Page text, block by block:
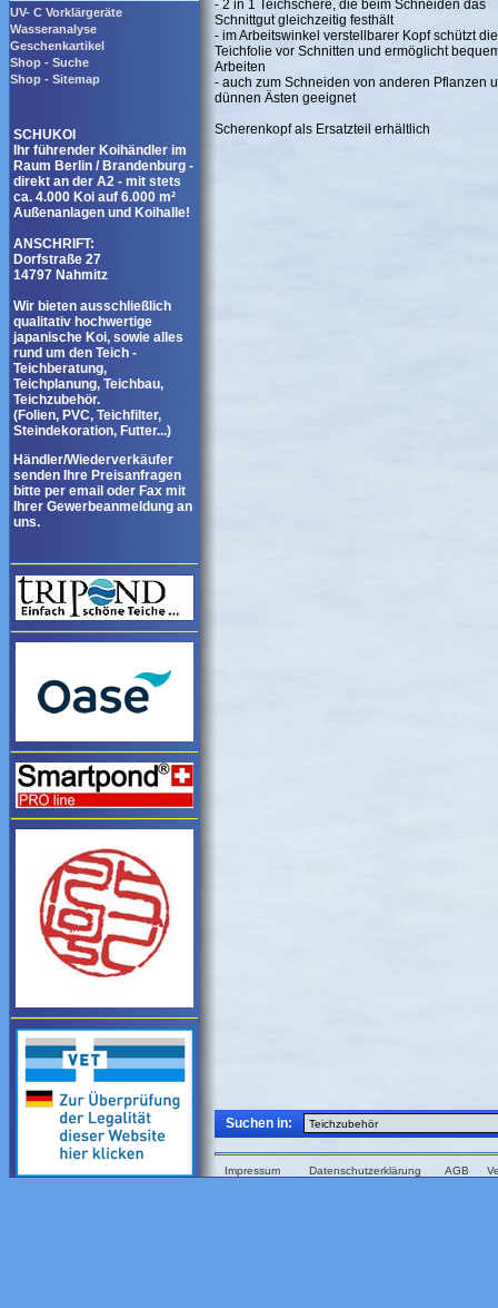
UV- C Vorklärgeräte
Wasseranalyse
Geschenkartikel
Shop - Suche
Shop - Sitemap
SCHUKOI
Ihr führender Koihändler im
Raum Berlin / Brandenburg -
direkt an der A2 - mit stets
ca. 4.000 Koi auf 6.000 m²
Außenanlagen und Koihalle!
ANSCHRIFT:
Dorfstraße 27
14797 Nahmitz
Wir bieten ausschließlich
qualitativ hochwertige
japanische Koi, sowie alles
rund um den Teich -
Teichberatung,
Teichplanung, Teichbau,
Teichzubehör.
(Folien, PVC, Teichfilter,
Steindekoration, Futter...)
Händler/Wiederverkäufer
senden Ihre Preisanfragen
bitte per email oder Fax mit
Ihrer Gewerbeanmeldung an
uns.
- 2 in 1 Teichschere, die beim Schneiden das
Schnittgut gleichzeitig festhält
- im Arbeitswinkel verstellbarer Kopf schützt die
Teichfolie vor Schnitten und ermöglicht
Arbeiten
- auch zum Schneiden von anderen Pflanzen
dünnen Ästen geeignet
Scherenkopf als Ersatzteil erhältlich
Suchen in:
Impressum Datenschutzerklärung AGB